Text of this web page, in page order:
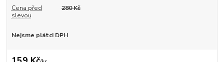
Cena před
slevou
280 Kč
Nejsme plátci DPH